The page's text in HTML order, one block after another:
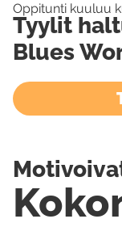
Oppitunti kuuluu
Tyylit
Blues